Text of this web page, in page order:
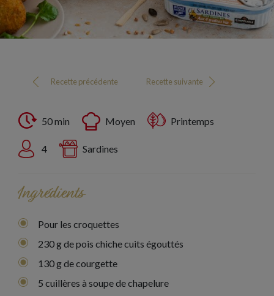
Recette précédente Recette suivante
50 min Moyen Printemps
4 Sardines
Ingrédients
Pour les croquettes
230 g de pois chiche cuits égouttés
130 g de courgette
5 cuillères à soupe de chapelure